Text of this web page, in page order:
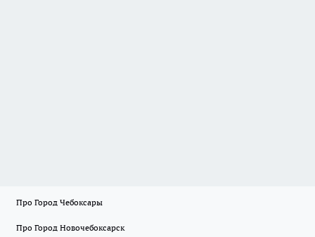
Про Город Чебоксары
Про Город Новочебоксарск